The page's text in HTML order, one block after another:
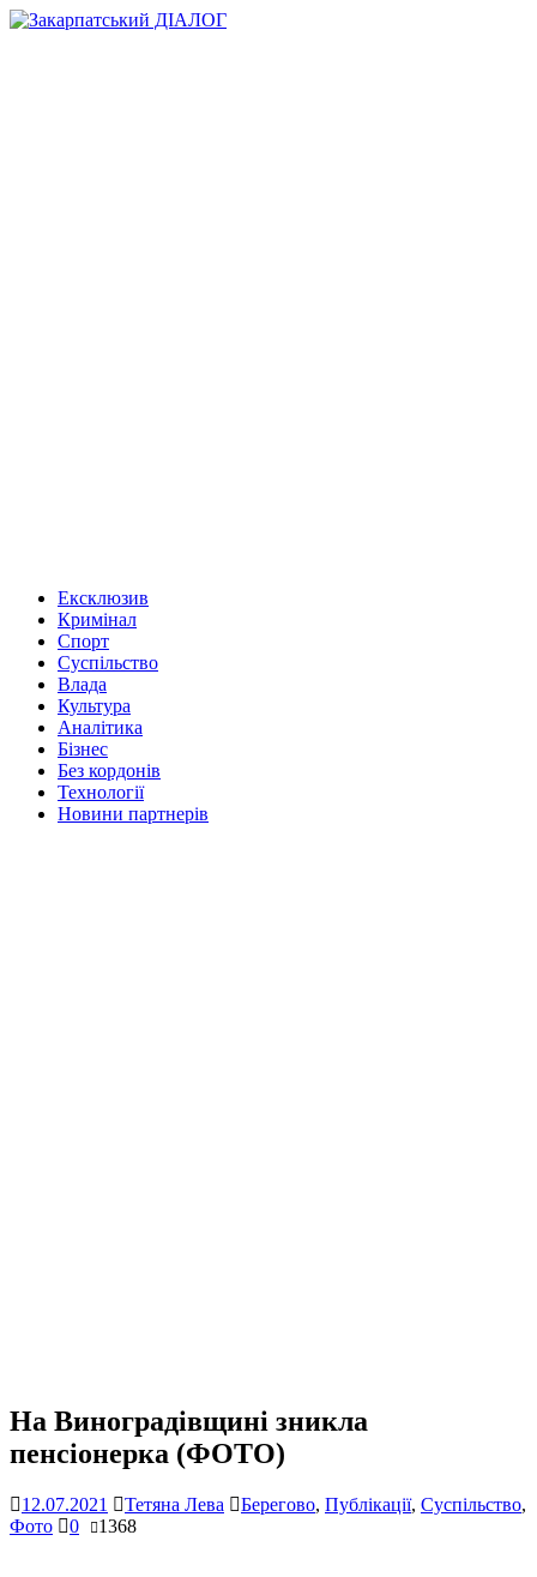
Ексклюзив
Кримінал
Спорт
Суспільство
Влада
Культура
Аналітика
Бізнес
Без кордонів
Технології
Новини партнерів
На Виноградівщині зникла
пенсіонерка (ФОТО)
12.07.2021 Тетяна Лева Берегово, Публікації, Суспільство,
Фото
0 1368